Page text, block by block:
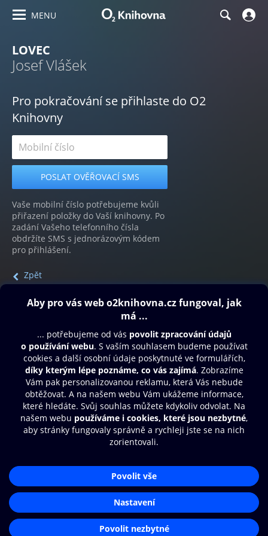
MENU
LOVEC
Josef Vlášek
Pro pokračování se přihlaste do O2
Knihovny
Vaše mobilní číslo potřebujeme kvůli
přiřazení položky do Vaší knihovny. Po
zadání Vašeho telefonního čísla
obdržíte SMS s jednorázovým kódem
pro přihlášení.
Zpět
Obsah ke stažení
Moje O2 Knihovna
Další zábava
© O2 Czech Republic a.s.
Přístupnost
Zásady zpracování osobních údajů
Nastavení cookies
Aplikace O2 Knihovna
Čti a poslouchej své e-knihy a
audioknihy rychleji a pohodlněji.